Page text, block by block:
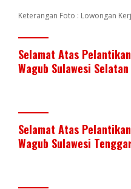
Keterangan Foto : Lowongan
Selamat Atas
Wagub Sulawesi Selatan
Selamat Atas
Wagub Sulawesi